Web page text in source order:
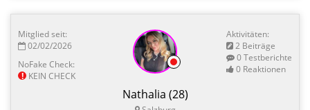
Nathalia (28)
Mitglied seit:
02/02/2026
NoFake Check:
! KEIN CHECK
Aktivitäten:
2 Beiträge
0 Testberichte
0 Reaktionen